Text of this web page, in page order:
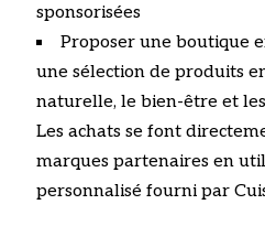
sponsorisées
Proposer une boutique
une sélection de produits
naturelle, le bien-être et
Les achats se font
marques partenaires en
personnalisé fourni par